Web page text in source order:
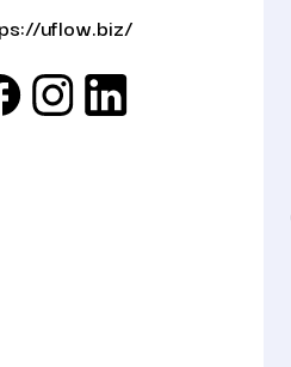
uflow.biz/